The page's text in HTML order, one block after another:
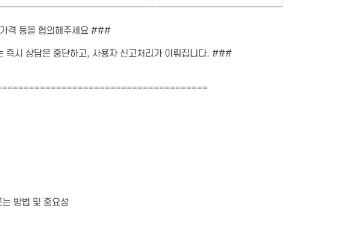
격 등을 협의해주세요 ###
시 상담은 중단하고, 사용자 신고처리가 이뤄집니다. ###
방법 및 중요성